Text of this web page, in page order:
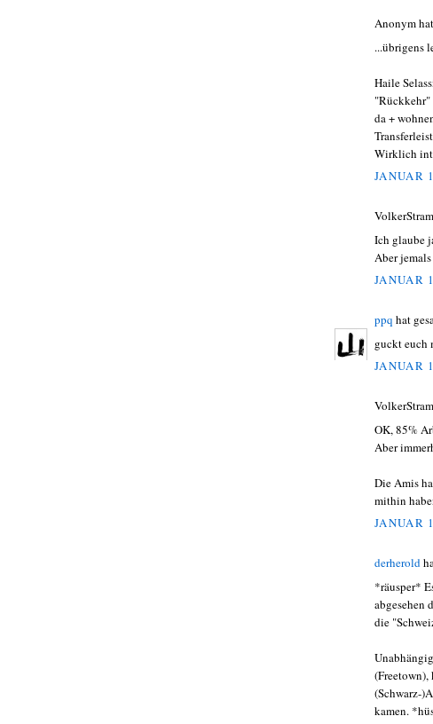
Anonym
...übrigens
Haile
da +
Wirklich
JANUAR
Ich glaube
Aber
JANUAR
ppq hat
guckt euch
JANUAR
OK, 85%
Aber
Die Amis
mithin
JANUAR
derherold
*räusper*
abgesehen
die
(Schwarz-
kamen.